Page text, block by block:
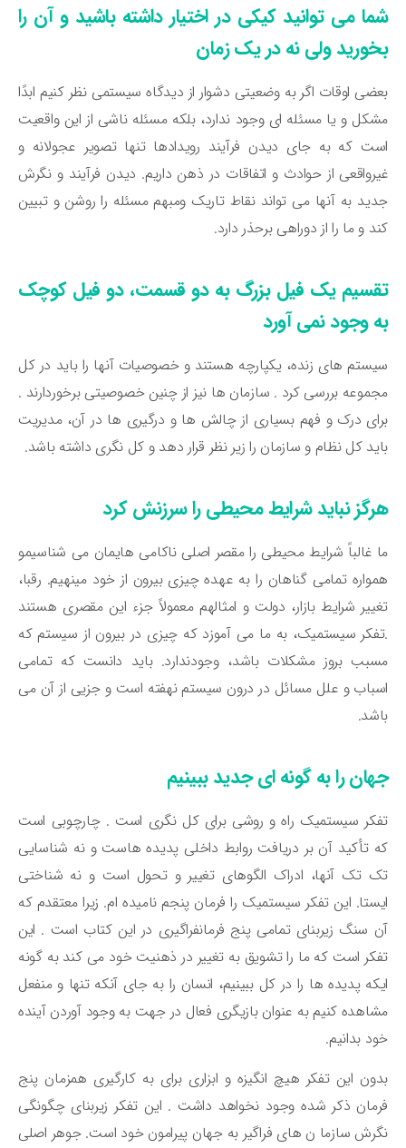
می توانید کیکی در اختیار داشته باشید و آن را
ولی نه در یک زمان
اوقات اگر به وضعیتی دشوار از دیدگاه سیستمی نظر کنیم ابدًا
و یا مسئله ای وجود ندارد، بلکه مسئله ناشی از این واقعیت
که به جای دیدن فرآیند رویدادها تنها تصویر عجولانه و
از حوادث و اتفاقات در ذهن داریم. دیدن فرآیند و نگرش
به آنها می تواند نقاط تاریک ومبهم مسئله را روشن و تبیین
و ما را از دوراهی برحذر دارد.
یک فیل بزرگ به دو قسمت، دو فیل کوچک
وجود نمی آورد
های زنده، یکپارچه هستند و خصوصیات آنها را باید در کل
بررسی کرد . سازمان ها نیز از چنین خصوصیتی برخوردارند .
درک و فهم بسیاری از چالش ها و درگیری ها در آن، مدیریت
کل نظام و سازمان را زیر نظر قرار دهد و کل نگری داشته باشد.
نباید شرایط محیطی را سرزنش کرد
غالباً شرایط محیطی را مقصر اصلی ناکامی هایمان می شناسیمو
تمامی گناهان را به عهده چیزی بیرون از خود مینهیم. رقبا،
شرایط بازار، دولت و امثالهم معمولاً جزء این مقصری هستند
سیستمیک، به ما می آموزد که چیزی در بیرون از سیستم که
بروز مشکلات باشد، وجودندارد. باید دانست که تمامی
و علل مسائل در درون سیستم نهفته است و جزیی از آن می
را به گونه ای جدید ببینیم
سیستمیک راه و روشی برای کل نگری است . چارچوبی است
تأکید آن بر دریافت روابط داخلی پدیده هاست و نه شناسایی
تک آنها، ادراک الگوهای تغییر و تحول است و نه شناختی
این تفکر سیستمیک را فرمان پنجم نامیده ام. زیرا معتقدم که
سنگ زیربنای تمامی پنج فرمانفراگیری در این کتاب است . این
است که ما را تشویق به تغییر در ذهنیت خود می کند به گونه
پدیده ها را در کل ببینیم، انسان را به جای آنکه تنها و منفعل
کنیم به عنوان بازیگری فعال در جهت به وجود آوردن آینده
بدانیم.
این تفکر هیچ انگیزه و ابزاری برای به کارگیری همزمان پنج
ذکر شده وجود نخواهد داشت . این تفکر زیربنای چگونگی
سازما ن های فراگیر به جهان پیرامون خود است. جوهر اصلی